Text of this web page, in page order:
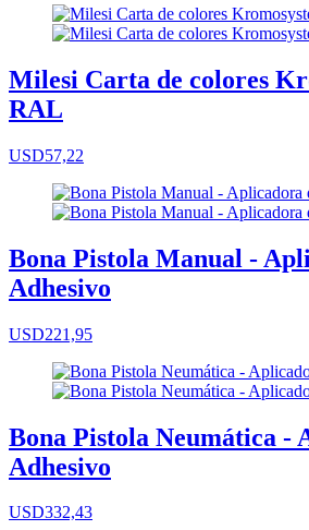
Milesi Carta de colores
RAL
USD57,22
Bona Pistola Manual -
Adhesivo
USD221,95
Bona Pistola Neumática -
Adhesivo
USD332,43